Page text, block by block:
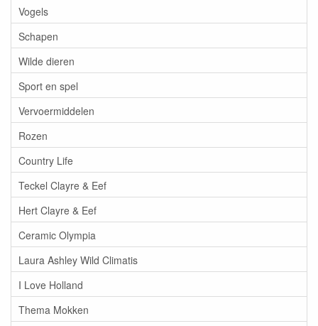
Vogels
Schapen
Wilde dieren
Sport en spel
Vervoermiddelen
Rozen
Country Life
Teckel Clayre & Eef
Hert Clayre & Eef
Ceramic Olympia
Laura Ashley Wild Climatis
I Love Holland
Thema Mokken